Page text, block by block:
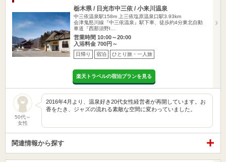
栃木県 / 日光市中三依 / 小来川温泉
中三依温泉駅158m
上三依塩原温泉口駅3.93km
会津鬼怒川線『中三依温泉』駅下車、徒歩約4分東北自動
車道『西那須野I…
営業時間 10:00～20:00
入浴料金 700円～
日帰り 宿泊 ひとり旅・一人旅
楽天トラベルの宿泊プランを見る
50代～
女性
2016年4月より、温泉好き20代女性経営者が再開しています。お
香をたき、ジャズの流れる素敵な空間に変わっていました。
関連情報から探す